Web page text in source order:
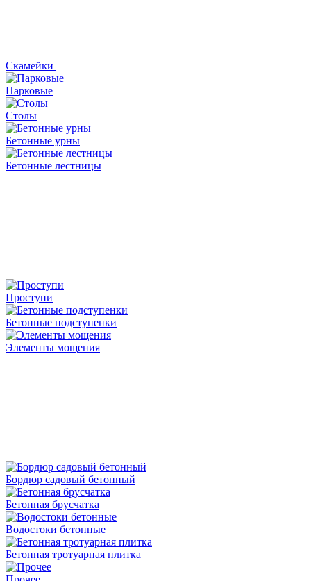
Скамейки
Парковые
Столы
Бетонные урны
Бетонные лестницы
Проступи
Бетонные подступенки
Элементы мощения
Бордюр садовый бетонный
Бетонная брусчатка
Водостоки бетонные
Бетонная тротуарная плитка